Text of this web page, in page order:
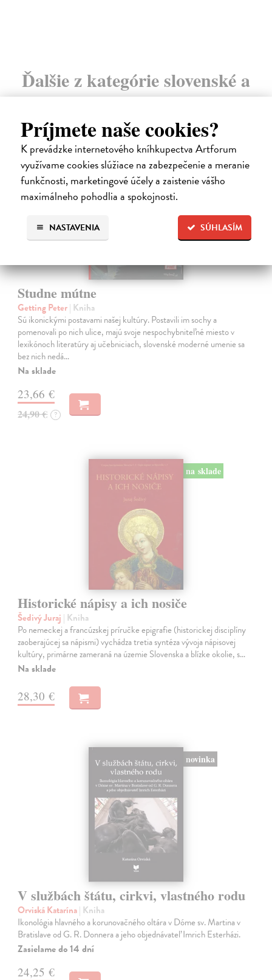
Príjmete naše cookies?
K prevádzke internetového kníhkupectva Artforum
využívame cookies slúžiace na zabezpečenie a meranie
funkčnosti, marketingové účely a zaistenie vášho
maximálneho pohodlia a spokojnosti.
SÚHLASÍM
NASTAVENIA
Ďalšie z kategórie slovenské a
na sklade
Studne mútne
Getting Peter| Kniha
Sú ikonickými postavami našej kultúry. Postavili im sochy a
pomenovali po nich ulice, majú svoje nespochybniteľné miesto v
lexikónoch literatúry aj učebniciach, slovenské moderné umenie sa
bez nich nedá…
Na sklade
23,66 €
24,90 € ?
na sklade
Historické nápisy a ich nosiče
Šedivý Juraj | Kniha
Po nemeckej a francúzskej príručke epigrafie (historickej disciplíny
zaoberajúcej sa nápismi) vychádza tretia syntéza vývoja nápisovej
kultúry, primárne zameraná na územie Slovenska a blízke okolie, s…
Na sklade
28,30 €
novinka
V službách štátu, cirkvi, vlastného rodu
Orviská Katarína| Kniha
Ikonológia hlavného a korunovačného oltára v Dóme sv. Martina v
Bratislave od G. R. Donnera a jeho objednávateľ Imrich Esterházi.
Zasielame do 14 dní
24,25 €